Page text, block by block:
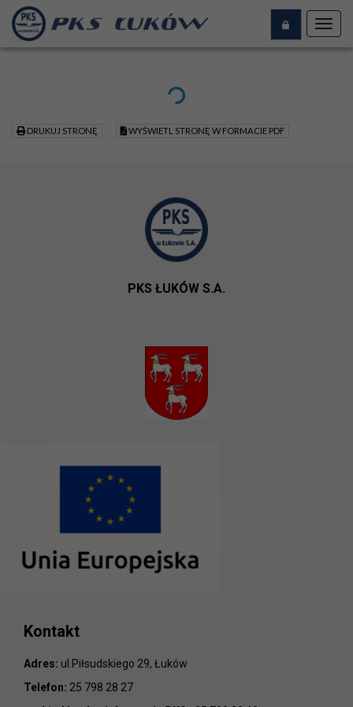
DRUKUJ STRONĘ WYŚWIETL STRONĘ W FORMACIE PDF
PKS ŁUKÓW S.A.
Kontakt
Adres: ul.Piłsudskiego 29, Łuków
Telefon: 25 798 28 27